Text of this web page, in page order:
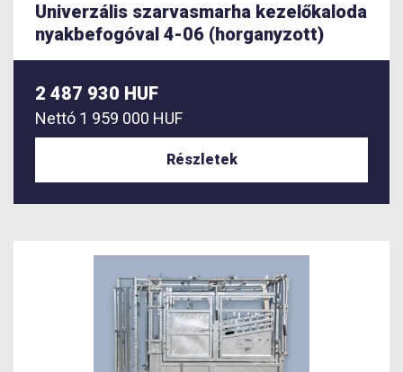
Univerzális szarvasmarha kezelőkaloda
nyakbefogóval 4-06 (horganyzott)
2 487 930 HUF
Nettó 1 959 000 HUF
Részletek